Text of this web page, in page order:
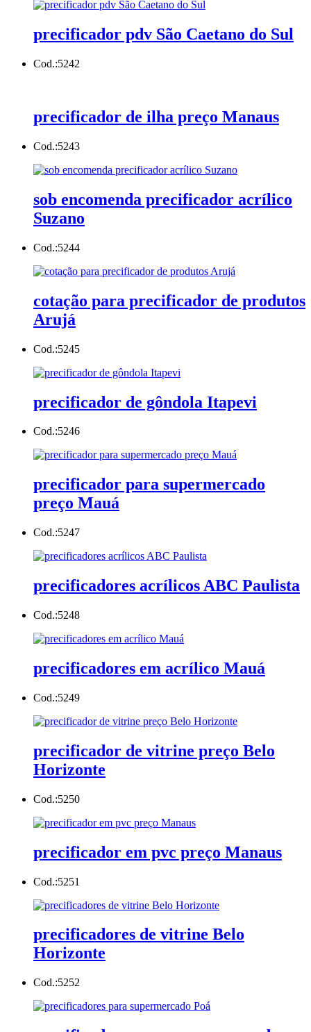
precificador pdv São Caetano do Sul
Cod.:5242
precificador de ilha preço Manaus
Cod.:5243
sob encomenda precificador acrílico
Suzano
Cod.:5244
cotação para precificador de produtos
Arujá
Cod.:5245
precificador de gôndola Itapevi
Cod.:5246
precificador para supermercado
preço Mauá
Cod.:5247
precificadores acrílicos ABC Paulista
Cod.:5248
precificadores em acrílico Mauá
Cod.:5249
precificador de vitrine preço Belo
Horizonte
Cod.:5250
precificador em pvc preço Manaus
Cod.:5251
precificadores de vitrine Belo
Horizonte
Cod.:5252